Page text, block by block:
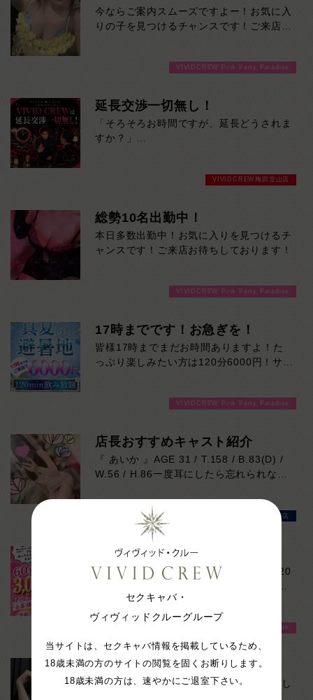
セクキャバ・
ヴィヴィッドクルーグループ
当サイトは、セクキャバ情報を掲載しているため、
18歳未満の方のサイトの閲覧を固くお断りします。
18歳未満の方は、速やかにご退室下さい。
今ならご案内スムーズですよー！お気に入
りの子を見つけるチャンスです！ご来店お
VIVIDCREW Pink Party Paradise
延長交渉一切無し！
「そろそろお時間ですが、延長どうされま
すか？」
交渉は一切ありません。
「断りづらい…」
「女の子の前だとNOと言いにくい…」
そんな心配をせず、決めた時間・予算の中
余計な駆け引きはなし。
時間いっぱい楽しんだら、スッキリ終了。
初めての方にも、安心して遊んでいただけ
延長交渉一切なし。
だから最後まで気楽に楽しめます！
VIVIDCREW梅田堂山店
総勢10名出勤中！
本日多数出勤中！お気に入りを見つけるチ
ャンスです！ご来店お待ちしております！
VIVIDCREW Pink Party Paradise
17時までです！お急ぎを！
皆様17時までまだお時間ありますよ！た
っぷり楽しみたい方は120分6000円！サク
VIVIDCREW Pink Party Paradise
店長おすすめキャスト紹介
『 あいか 』AGE 31 / T.158 / B.83(D) /
W.56 / H.86一度耳にしたら忘れられな
魅力のキャスト。お仕事は初挑戦ですが、
細やかな気配りと癒しの接客はまさに一級
品。華奢で女性らしいスタイルに、上品な
Dカップの美しいシルエットも目を惹きま
が弾むこと間違いなし。飾らない人柄も彼
女らしい魅力です。優しく寄り添う空気感
さを兼ね備えた、これから人気急上昇間違
いなしの注目キャストです。本日の出勤…
12:30～20:30
VIVIDCREWマダム梅田店
勝手にやっちゃいます！
17時までに受付されたお客様限定！『120
分3000円でご案内しちゃいます！チップ
をご購入いただいても通常よりお得に楽し
120分！サクッと遊んで帰りたい方は60
分！その日の予定に合わせてお選びくださ
い！ご来店お待ちしております！
VIVIDCREW Pink Party Paradise
暑い夏より熱い時間を！
外が熱くてうんざりしている方もいるでし